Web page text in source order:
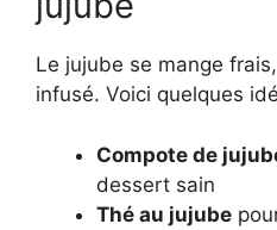
Le jujube se mange
infusé. Voici quelques
Compote de
dessert sain
Thé au jujube